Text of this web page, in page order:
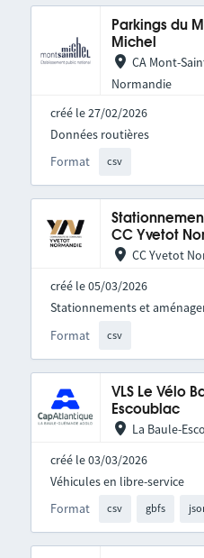
Parkings du
Michel
CA Mont-
Normandie
créé le 27/02/2026
Format csv
Données routières
CC Yvetot
CC Yvetot
créé le 05/03/2026
Format csv
Stationnements et
VLS Le Vélo
Escoublac
La Baule-
créé le 03/03/2026
Format csv gbfs
Véhicules en libre-service